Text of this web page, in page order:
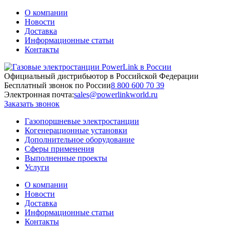
О компании
Новости
Доставка
Информационные статьи
Контакты
Официальный дистрибьютор в Российской Федерации
Бесплатный звонок по России8 800 600 70 39
Электронная почта:sales@powerlinkworld.ru
Заказать звонок
Газопоршневые электростанции
Когенерационные установки
Дополнительное оборудование
Сферы применения
Выполненные проекты
Услуги
О компании
Новости
Доставка
Информационные статьи
Контакты